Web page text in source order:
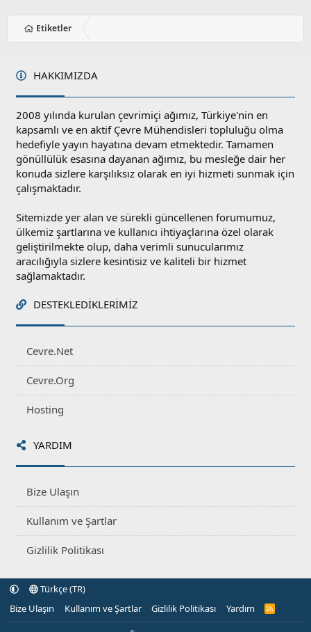
Etiketler
HAKKIMIZDA
2008 yılında kurulan çevrimiçi ağımız, Türkiye'nin en
kapsamlı ve en aktif Çevre Mühendisleri topluluğu olma
hedefiyle yayın hayatına devam etmektedir. Tamamen
gönüllülük esasına dayanan ağımız, bu mesleğe dair her
konuda sizlere karşılıksız olarak en iyi hizmeti sunmak için
çalışmaktadır.
Sitemizde yer alan ve sürekli güncellenen forumumuz,
ülkemiz şartlarına ve kullanıcı ihtiyaçlarına özel olarak
geliştirilmekte olup, daha verimli sunucularımız
aracılığıyla sizlere kesintisiz ve kaliteli bir hizmet
sağlamaktadır.
DESTEKLEDIKLERIMIZ
Cevre.Net
Cevre.Org
Hosting
YARDIM
Bize Ulaşın
Kullanım ve Şartlar
Gizlilik Politikası
Türkçe (TR)
Bize Ulaşın
Kullanım ve Şartlar Gizlilik Politikası Yardım
R